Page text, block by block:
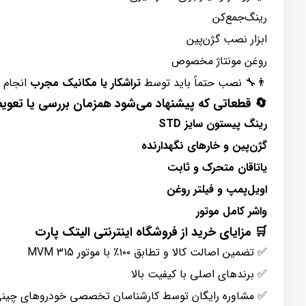
رینگ‌جمع‌کن
ابزار نصب گژن‌پین
روغن مونتاژ مخصوص
👨‍🔧 نصب حتماً باید توسط تراشکار یا مکانیک مجرب
🔄 قطعاتی که پیشنهاد می‌شود همزمان بررسی یا
رینگ پیستون سایز STD
گژن‌پین و خارهای نگهدارنده
یاتاقان متحرک و ثابت
اویل‌پمپ و فیلتر روغن
واشر کامل موتور
🛒 مزایای خرید از فروشگاه اینترنتی الیتک پارت
✅ تضمین اصالت کالا و تطابق ۱۰۰٪ با موتور MVM 315
✅ برندهای اصلی با کیفیت بالا
✅ مشاوره رایگان توسط کارشناسان تخصصی خودروهای